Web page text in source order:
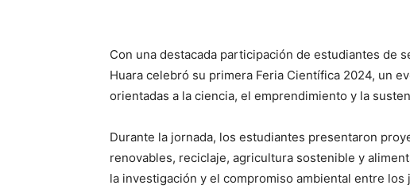
Con una destacada participación de estudiantes de
Huara celebró su primera Feria Científica 2024, un
orientadas a la ciencia, el emprendimiento y la
Durante la jornada, los estudiantes presentaron
renovables, reciclaje, agricultura sostenible y
la investigación y el compromiso ambiental entre los